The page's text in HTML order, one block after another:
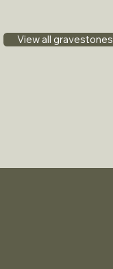
View all gravestones